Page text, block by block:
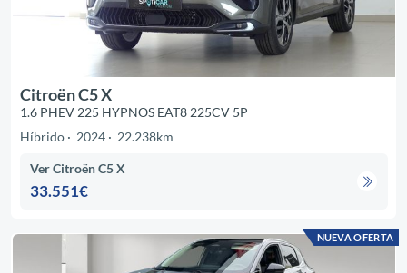
Citroën C5 X
1.6 PHEV 225 HYPNOS EAT8 225CV 5P
Híbrido
2024 22.238km
Ver Citroën C5 X
33.551€
NUEVA OFERTA